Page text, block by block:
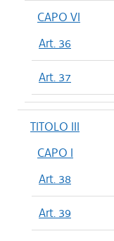
CAPO VI
Art. 36
Art. 37
TITOLO III
CAPO I
Art. 38
Art. 39